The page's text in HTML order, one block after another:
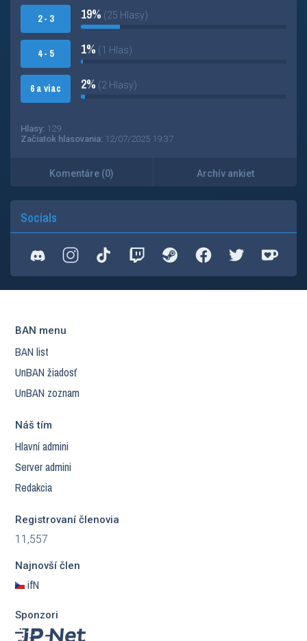
2 - 3
4 - 5
6 a viac
19% (25 Hlasy)
1% (1 Hlas)
2% (2 Hlasy)
Hlasy: 129
Začiatok hlasovania: 12/07/2025 19:37
Komentáre (0) Archív ankiet
Socials
BAN menu
BAN list
UnBAN žiadosť
UnBAN zoznam
Náš tím
Hlavní admini
Server admini
Redakcia
Registrovaní členovia
11,557
Najnovší člen
ifN
Sponzori